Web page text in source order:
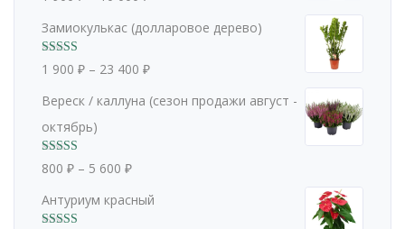
из 5
Замиокулькас (долларовое дерево)
Оценка 5.00
из 5
1 900 ₽ – 23 400 ₽
Вереск / каллуна (сезон продажи август -
октябрь)
Оценка
5.00
из 5
800 ₽ – 5 600 ₽
Антуриум красный